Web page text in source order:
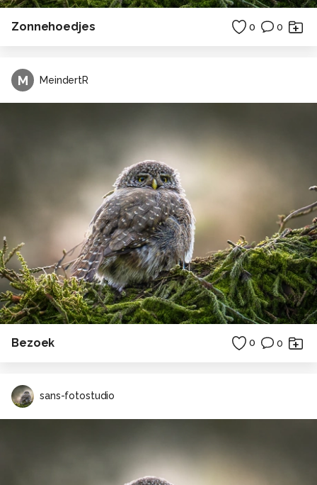
Zonnehoedjes 0 0
M MeindertR
Bezoek 0 0
sans-fotostudio